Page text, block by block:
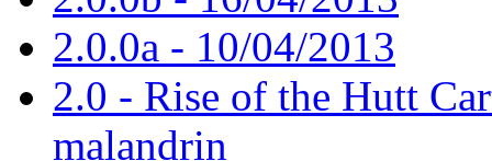
2.0.0a - 10/04/2013
2.0 - Rise of the Hutt
malandrin